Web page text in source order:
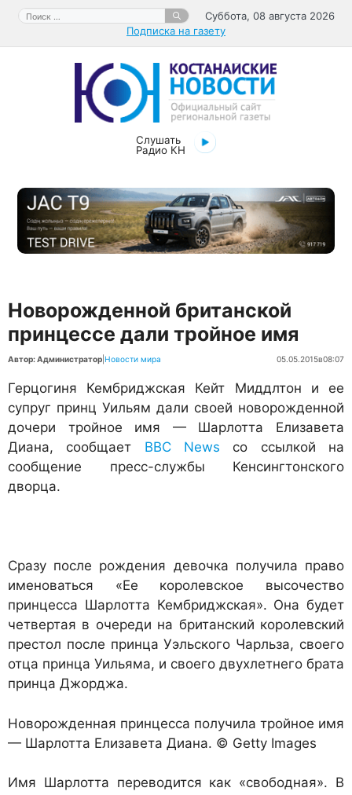
Перейти
содержимому
Поиск:
Суббота, 08 августа 2026
Подписка на газету
Слушать
Радио КН
Новорожденной британской
принцессе дали тройное имя
Автор: Администратор Новости мира 05.05.2015в08:07
Герцогиня Кембриджская Кейт Миддлтон и ее
супруг принц Уильям дали своей новорожденной
дочери тройное имя — Шарлотта Елизавета
Диана, сообщает BBC News со ссылкой на
сообщение пресс-службы Кенсингтонского
дворца.
Сразу после рождения девочка получила право
именоваться «Ее королевское высочество
принцесса Шарлотта Кембриджская». Она будет
четвертая в очереди на британский королевский
престол после принца Уэльского Чарльза, своего
отца принца Уильяма, и своего двухлетнего брата
принца Джорджа.
Новорожденная принцесса получила тройное имя
— Шарлотта Елизавета Диана. © Getty Images
Имя Шарлотта переводится как «свободная». В